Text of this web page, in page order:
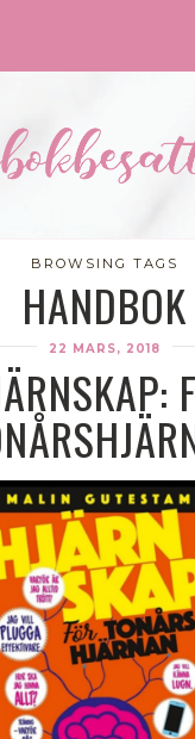
BROWSING TAGS
HANDBOK
22 MARS, 2018